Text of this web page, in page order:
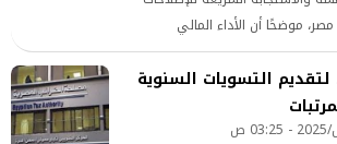
موضحًا أن الأداء المالي
وأن الحكومة ملتزمة بالحفاظ
من تنافسية الاقتصاد الوطني.
لتقديم التسويات السنوية